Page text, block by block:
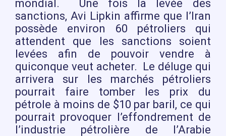
mondial. Une fois la levée des
sanctions, Avi Lipkin affirme que l’Iran
possède environ 60 pétroliers qui
attendent que les sanctions soient
levées afin de pouvoir vendre à
quiconque veut acheter. Le déluge qui
arrivera sur les marchés pétroliers
pourrait faire tomber les prix du
pétrole à moins de $10 par baril, ce qui
pourrait provoquer l’effondrement de
l’industrie pétrolière de l’Arabie